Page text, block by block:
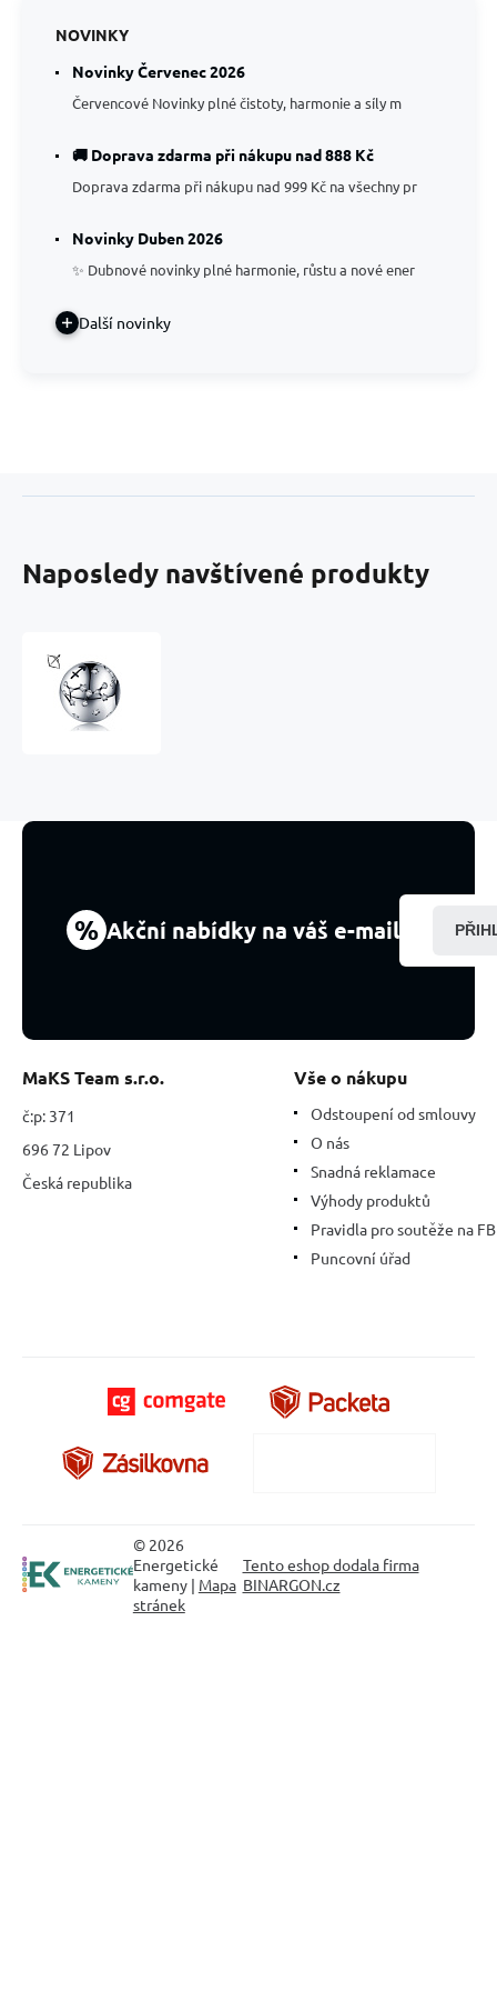
NOVINKY
Novinky Červenec 2026
Červencové Novinky plné čistoty, harmonie a síly m
🚚 Doprava zdarma při nákupu nad 888 Kč
Doprava zdarma při nákupu nad 999 Kč na všechny pr
Novinky Duben 2026
✨ Dubnové novinky plné harmonie, růstu a nové ener
Další novinky
Naposledy navštívené produkty
na
% Akční nabídky na váš e-mail
MaKS Team s.r.o.
č:p: 371
696 72 Lipov
Česká republika
Vše o nákupu
Odstoupení od smlouvy
O nás
Snadná reklamace
Výhody produktů
Pravidla pro soutěže na FB
Puncovní úřad
© 2026
Energetické
kameny | Mapa
stránek
Tento eshop dodala firma
BINARGON.cz